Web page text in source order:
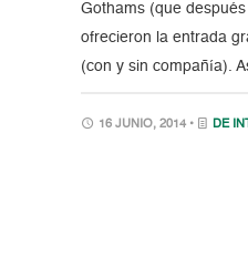
Gothams (que
ofrecieron la entrada
(con y sin compañía).
16 JUNIO, 2014 • DE